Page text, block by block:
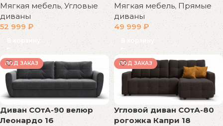
Мягкая мебель, Угловые
диваны
52 999₽
В корзину
Мягкая мебель, Прямые
диваны
49 999₽
В корзину
ПОД ЗАКАЗ
Диван СОтА-90 велюр
Леонардо 16
ПОД ЗАКАЗ
Угловой диван СОтА-80
рогожка Капри 18